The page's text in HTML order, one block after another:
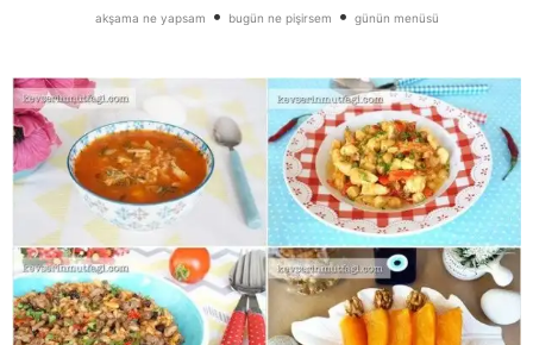
akşama ne yapsam • bugün ne pişirsem • günün menüsü